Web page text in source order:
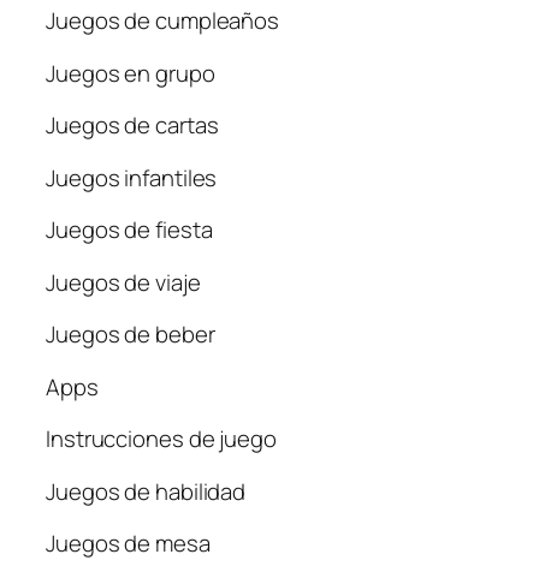
Juegos de cumpleaños
Juegos en grupo
Juegos de cartas
Juegos infantiles
Juegos de fiesta
Juegos de viaje
Juegos de beber
Apps
Instrucciones de juego
Juegos de habilidad
Juegos de mesa